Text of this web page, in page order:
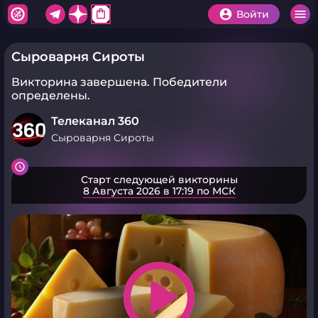
shopping_bag Войти
Сыроварня Сироты
Викторина завершена. Победители
определены.
Телеканал 360
Сыроварня Сироты
Старт следующей викторины
8 Августа 2026 в 17:19 по МСК
play_arrow